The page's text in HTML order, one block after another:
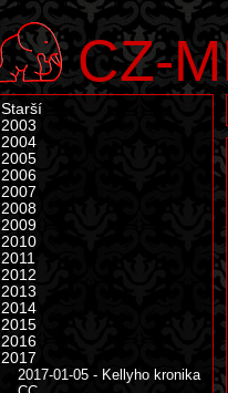
CZ-
Starší
2003
2004
2005
2006
2007
2008
2009
2010
2011
2012
2013
2014
2015
2016
2017
2017-01-05 - Kellyho kronika